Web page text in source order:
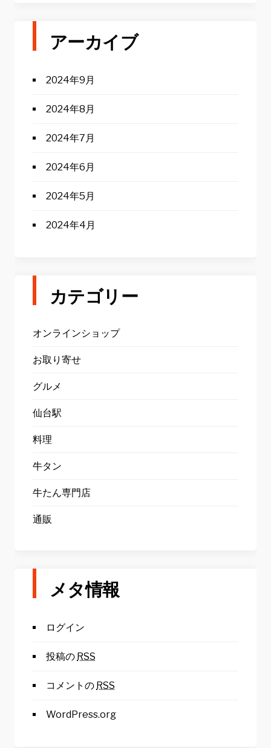
アーカイブ
2024年9月
2024年8月
2024年7月
2024年6月
2024年5月
2024年4月
カテゴリー
オンラインショップ
お取り寄せ
グルメ
仙台駅
料理
牛タン
牛たん専門店
通販
メタ情報
ログイン
投稿の RSS
コメントの RSS
WordPress.org